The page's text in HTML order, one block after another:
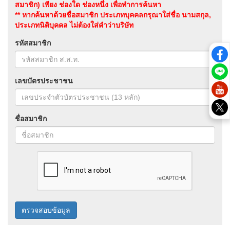
สมาชิก) เพียง ช่องใด ช่องหนึ่ง เพื่อทำการค้นหา
** หากค้นหาด้วยชื่อสมาชิก ประเภทบุคคลกรุณาใส่ชื่อ นามสกุล,
ประเภทนิติบุคคล ไม่ต้องใส่คำว่าบริษัท
รหัสสมาชิก
เลขบัตรประชาชน
ชื่อสมาชิก